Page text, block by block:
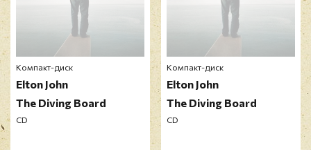
Компакт-диск
Elton John
The Diving Board
CD
Компакт-диск
Elton John
The Diving Board
CD